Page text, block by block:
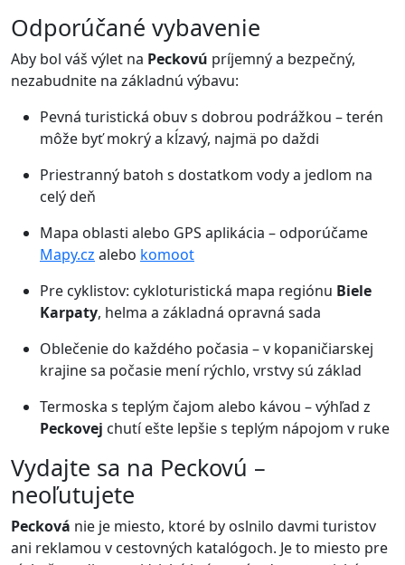
Odporúčané vybavenie
Aby bol váš výlet na Peckovú príjemný a bezpečný,
nezabudnite na základnú výbavu:
Pevná turistická obuv s dobrou podrážkou – terén
môže byť mokrý a kĺzavý, najmä po daždi
Priestranný batoh s dostatkom vody a jedlom na
celý deň
Mapa oblasti alebo GPS aplikácia – odporúčame
Mapy.cz alebo komoot
Pre cyklistov: cykloturistická mapa regiónu Biele
Karpaty, helma a základná opravná sada
Oblečenie do každého počasia – v kopaničiarskej
krajine sa počasie mení rýchlo, vrstvy sú základ
Termoska s teplým čajom alebo kávou – výhľad z
Peckovej chutí ešte lepšie s teplým nápojom v ruke
Vydajte sa na Peckovú –
neoľutujete
Pecková nie je miesto, ktoré by oslnilo davmi turistov
ani reklamou v cestovných katalógoch. Je to miesto pre